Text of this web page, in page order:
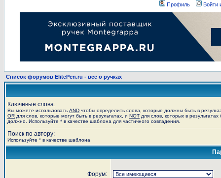
Профиль
Войти
Список форумов ElitePen.ru - все о ручках
Ключевые слова:
Вы можете использовать AND чтобы определить слова, которые должны быть в
OR для слов, которые могут быть в результатах, и NOT для слов, которых в результатах
должно. Используйте * в качестве шаблона для частичного совпадения.
Поиск по автору:
Используйте * в качестве шаблона
Форум: